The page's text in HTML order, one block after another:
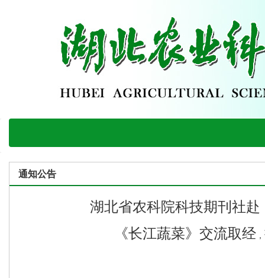
通知公告
湖北省农科院科技期刊社赴
《长江蔬菜》交流取经，